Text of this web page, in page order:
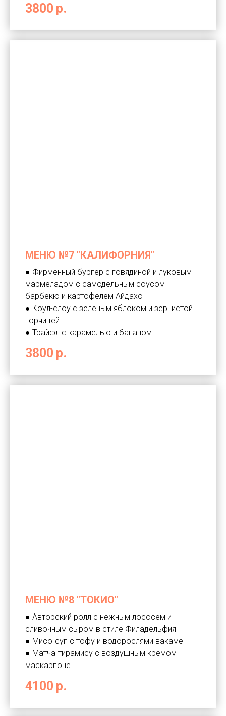
3800 р.
МЕНЮ №7 "КАЛИФОРНИЯ"
● Фирменный бургер с говядиной и луковым
мармеладом с самодельным соусом
барбекю и картофелем Айдахо
● Коул-слоу с зеленым яблоком и зернистой
горчицей
● Трайфл с карамелью и бананом
3800 р.
МЕНЮ №8 "ТОКИО"
● Авторский ролл с нежным лососем и
сливочным сыром в стиле Филадельфия
● Мисо-суп с тофу и водорослями вакаме
● Матча-тирамису с воздушным кремом
маскарпоне
4100 р.